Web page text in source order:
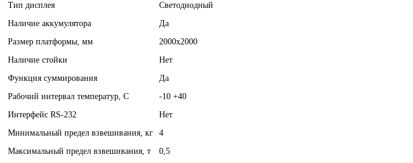
Тип дисплея
Светодиодный
Наличие аккумулятора
Да
Размер платформы, мм
2000х2000
Наличие стойки
Нет
Функция суммирования
Да
Рабочий интервал температур, С
-10 +40
Интерфейс RS-232
Нет
Минимальный предел взвешивания, кг
4
Максимальный предел взвешивания, т
0,5